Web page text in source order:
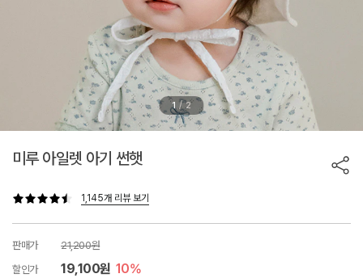
1 / 2
미루 아일렛 아기 썬햇
1,145개 리뷰 보기
판매가
21,200원
할인가
19,100원 10%